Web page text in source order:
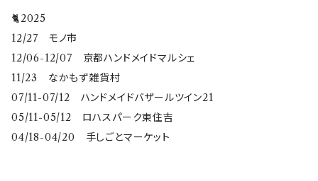
🐈2025
12/27 モノ市
12/06-12/07 京都ハンドメイドマルシェ
11/23 なかもず雑貨村
07/11-07/12 ハンドメイドバザールツイン21
05/11-05/12 ロハスパーク東住吉
04/18-04/20 手しごとマーケット